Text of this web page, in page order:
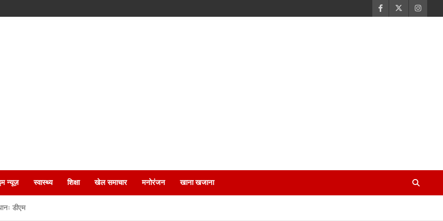
न्यूज़ स्वास्थ्य शिक्षा खेल समाचार मनोरंजन खाना खजाना
डीएम